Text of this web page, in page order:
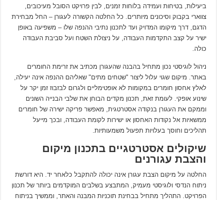
ביעילות, בטיחות ועמידה בלוחות זמנים, לבין פרויקט הסובל מעיכובים,
צווארי בקבוק וסיכונים מיותרים. כל החלטה הקשורה לעגורן – החל מבחירת
הדגם, דרך מיקומו המדויק ועד לתכנון נתיבי ההנפה שלו – משפיעה באופן
ישיר על קצב התקדמות העבודה, על ניצולת השטח ועל סביבת העבודה
כולה.
ניהול לוגיסטי נכון מתחיל בהבנה שהעגורן מכתיב את זרימת החומרים
באתר. מיקום שגוי עלול ליצור "שטחים מתים" שאליהם ההנפה אינה יעילה,
לאלץ אחסון חומרים במקומות לא אופטימליים ולגרום לבזבוז זמן יקר על
שינוע אופקי. לעומת זאת, תכנון מקדים הבוחן את שלבי הבנייה השונים
וממקם את העגורן בנקודה אסטרטגית, מאפשר פריקה ישירה של חומרים
ממשאיות אל נקודות האחסון או ישירות לקומת העבודה, ובכך מייעל
תהליכים וחוסך בעלויות תפעול משמעותיות.
שיקולים אסטרטגיים בתכנון מיקום
והצבת עגורנים
החלטה על מיקום הצבת עגורן אינה יכולה להתקבל כלאחר יד. היא דורשת
ניתוח הנדסי ולוגיסטי מעמיק, המתבצע בשלבים המוקדמים ביותר של תכנון
הפרויקט. התהליך מתחיל בבחינת תוכניות המבנה והאתר, וממשיך בניתוח